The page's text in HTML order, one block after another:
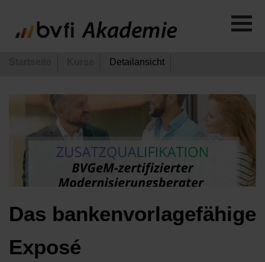
Detailansicht
Das bankenvorlagefähige
Exposé